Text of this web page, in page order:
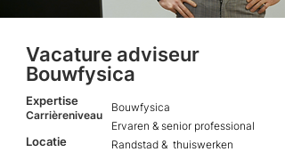
Vacature adviseur
Bouwfysica
Expertise
Carrièreniveau
Locatie
Bouwfysica
Ervaren & senior professional
Randstad & thuiswerken